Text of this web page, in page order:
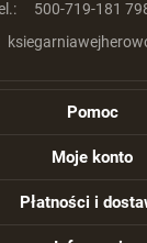
500-719-181
Pomoc
Moje konto
Płatności i